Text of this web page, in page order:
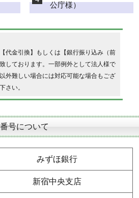
公庁様）
代金引換】もしくは【銀行振り込み（前
しております。一部例外として法人様で
外難しい場合には対応可能な場合もござ
さい。
号について
みずほ銀行
新宿中央支店